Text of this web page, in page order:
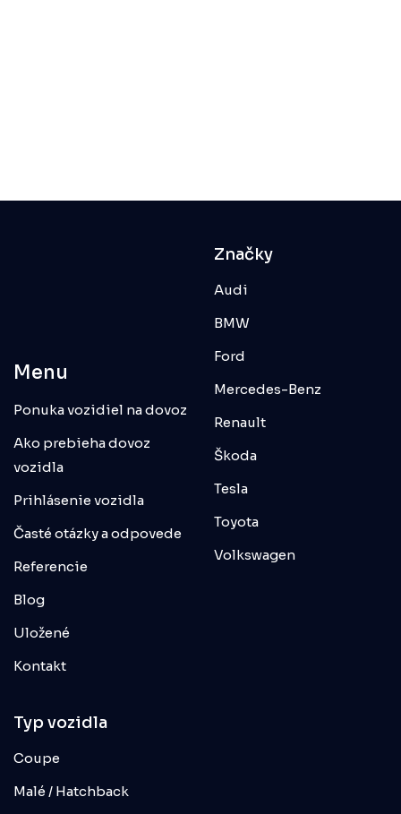
Menu
Ponuka vozidiel na dovoz
Ako prebieha dovoz
vozidla
Prihlásenie vozidla
Časté otázky a odpovede
Referencie
Blog
Uložené
Kontakt
Značky
Audi
BMW
Ford
Mercedes-Benz
Renault
Škoda
Tesla
Toyota
Volkswagen
Typ vozidla
Coupe
Malé / Hatchback